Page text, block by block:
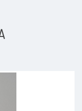
mai
aspetti